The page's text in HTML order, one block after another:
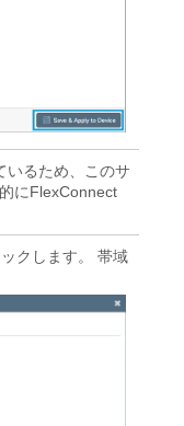
いるため、このサ
にFlexConnect
クします。
帯域